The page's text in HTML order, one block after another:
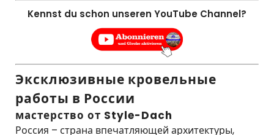
Kennst du schon unseren YouTube Channel?
Эксклюзивные кровельные
работы в России
мастерство от Style-Dach
Россия – страна впечатляющей архитектуры,